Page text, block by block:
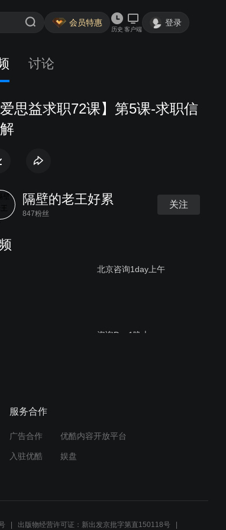
会员特惠
历史 客户端
登录
讨论
爱思益求职72课】第5课-求职信
隔壁的老王好累
847粉丝
关注
北京咨询1day上午
咨询Day1晚上
服务合作
广告合作 优酷内容开放平台
入驻优酷 娱盘
出版物经营许可证：新出发京批字第直150118号